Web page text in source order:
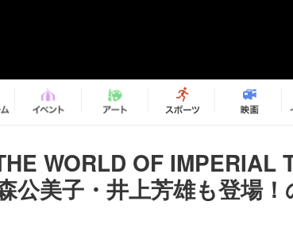
WORLD OF IMPERIAL
公美子・井上芳雄も登場